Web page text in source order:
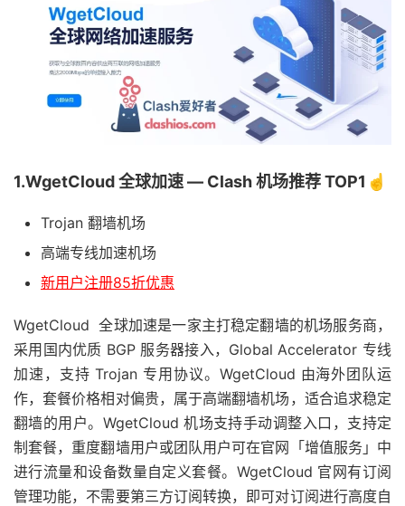
1.WgetCloud 全球加速 — Clash 机场推荐 TOP1☝️
Trojan 翻墙机场
高端专线加速机场
新用户注册85折优惠
WgetCloud 全球加速是一家主打稳定翻墙的机场服务商，
采用国内优质 BGP 服务器接入，Global Accelerator 专线
加速，支持 Trojan 专用协议。WgetCloud 由海外团队运
作，套餐价格相对偏贵，属于高端翻墙机场，适合追求稳定
翻墙的用户。WgetCloud 机场支持手动调整入口，支持定
制套餐，重度翻墙用户或团队用户可在官网「增值服务」中
进行流量和设备数量自定义套餐。WgetCloud 官网有订阅
管理功能，不需要第三方订阅转换，即可对订阅进行高度自